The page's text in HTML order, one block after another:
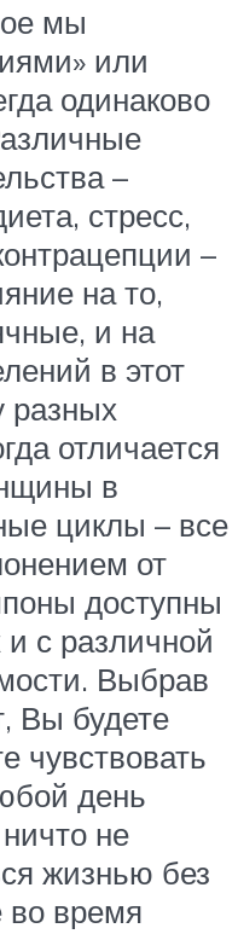
мы
или
одинаково
–
стресс,
–
на то,
и на
в этот
разных
отличается
в
циклы – все
от
доступны
с различной
Выбрав
Вы будете
чувствовать
день
не
жизнью без
во время